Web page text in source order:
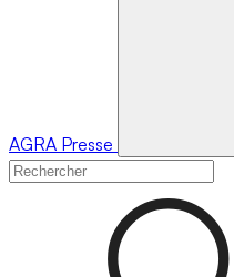
AGRA Presse